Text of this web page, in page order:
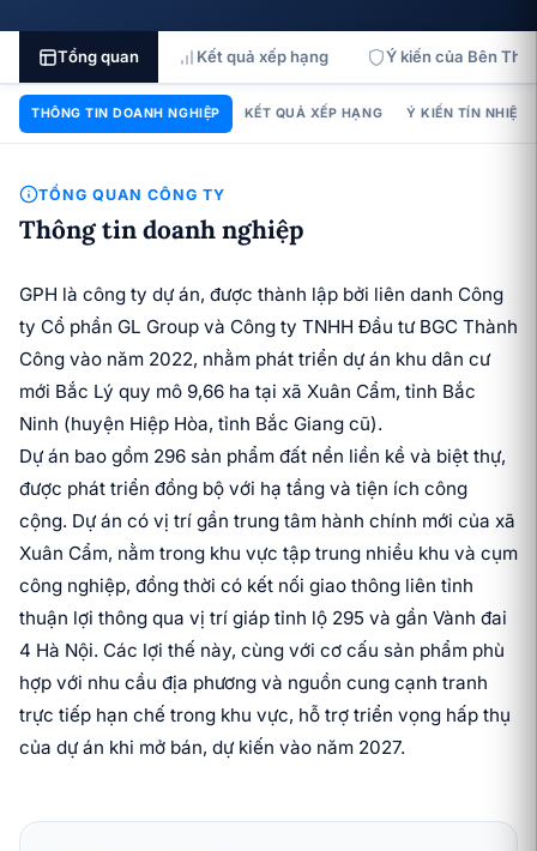
Tổng quan Kết quả xếp hạng Ý kiến của Bên Thứ
THÔNG TIN DOANH NGHIỆP KẾT QUẢ XẾP HẠNG Ý KIẾN TÍN NHIỆM
TỔNG QUAN CÔNG TY
Thông tin doanh nghiệp
GPH là công ty dự án, được thành lập bởi liên danh Công
ty Cổ phần GL Group và Công ty TNHH Đầu tư BGC Thành
Công vào năm 2022, nhằm phát triển dự án khu dân cư
mới Bắc Lý quy mô 9,66 ha tại xã Xuân Cẩm, tỉnh Bắc
Ninh (huyện Hiệp Hòa, tỉnh Bắc Giang cũ).
Dự án bao gồm 296 sản phẩm đất nền liền kề và biệt thự,
được phát triển đồng bộ với hạ tầng và tiện ích công
cộng. Dự án có vị trí gần trung tâm hành chính mới của xã
Xuân Cẩm, nằm trong khu vực tập trung nhiều khu và cụm
công nghiệp, đồng thời có kết nối giao thông liên tỉnh
thuận lợi thông qua vị trí giáp tỉnh lộ 295 và gần Vành đai
4 Hà Nội. Các lợi thế này, cùng với cơ cấu sản phẩm phù
hợp với nhu cầu địa phương và nguồn cung cạnh tranh
trực tiếp hạn chế trong khu vực, hỗ trợ triển vọng hấp thụ
của dự án khi mở bán, dự kiến vào năm 2027.